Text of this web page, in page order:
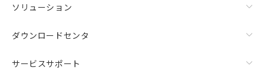
ソリューション
ダウンロードセンタ
サービスサポート